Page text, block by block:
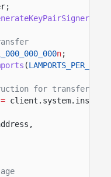
n;
(LAMPORTS_PER_SOL
for transferring
=